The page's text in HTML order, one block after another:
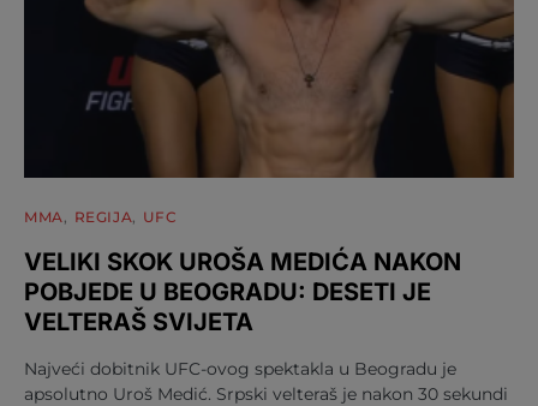
MMA REGIJA UFC
VELIKI SKOK UROŠA MEDIĆA NAKON
POBJEDE U BEOGRADU: DESETI JE
VELTERAŠ SVIJETA
Najveći dobitnik UFC-ovog spektakla u Beogradu je
apsolutno Uroš Medić. Srpski velteraš je nakon 30 sekundi